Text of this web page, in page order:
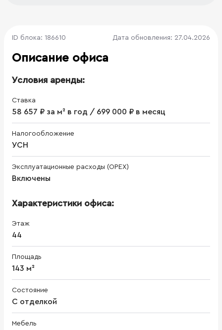
ID блока: 186610 Дата обновления: 27.04.2026
Описание офиса
Условия аренды:
Ставка
58 657 ₽ за м² в год / 699 000 ₽ в месяц
Налогообложение
УСН
Эксплуатационные расходы (OPEX)
Включены
Характеристики офиса:
Этаж
44
Площадь
143 м²
Состояние
С отделкой
Мебель